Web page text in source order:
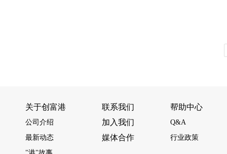
关于创富港
公司介绍
最新动态
联系我们
加入我们
媒体合作
帮助中心
Q&A
行业政策